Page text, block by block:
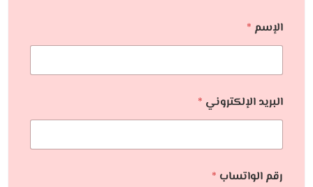
الإسم *
البريد الإلكتروني *
رقم الواتساب *